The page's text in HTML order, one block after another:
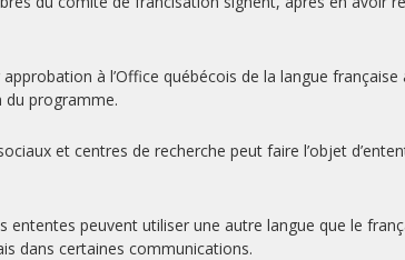
à l’Office québécois de la langue française
du programme.
et centres de recherche peut faire l’objet
ententes peuvent utiliser une autre langue que le
dans certaines communications.